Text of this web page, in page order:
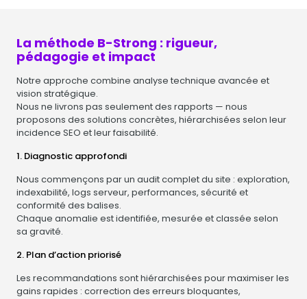
La méthode B-Strong : rigueur,
pédagogie et impact
Notre approche combine analyse technique avancée et
vision stratégique.
Nous ne livrons pas seulement des rapports — nous
proposons des solutions concrètes, hiérarchisées selon leur
incidence SEO et leur faisabilité.
1. Diagnostic approfondi
Nous commençons par un audit complet du site : exploration,
indexabilité, logs serveur, performances, sécurité et
conformité des balises.
Chaque anomalie est identifiée, mesurée et classée selon
sa gravité.
2. Plan d’action priorisé
Les recommandations sont hiérarchisées pour maximiser les
gains rapides : correction des erreurs bloquantes,